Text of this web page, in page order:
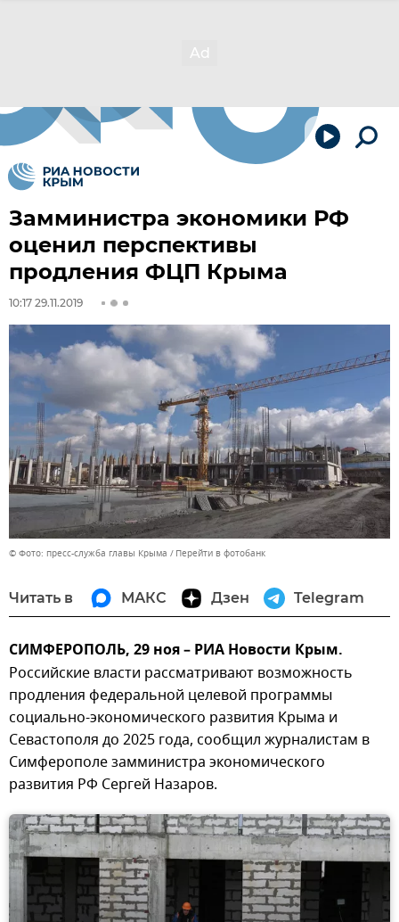
Замминистра экономики РФ
оценил перспективы
продления ФЦП Крыма
10:17 29.11.2019
© Фото: пресс-служба главы Крыма Перейти в фотобанк
Читать в МАКС Дзен Telegram
СИМФЕРОПОЛЬ, 29 ноя – РИА Новости Крым.
Российские власти рассматривают возможность
продления федеральной целевой программы
социально-экономического развития Крыма и
Севастополя до 2025 года, сообщил журналистам в
Симферополе замминистра экономического
развития РФ Сергей Назаров.